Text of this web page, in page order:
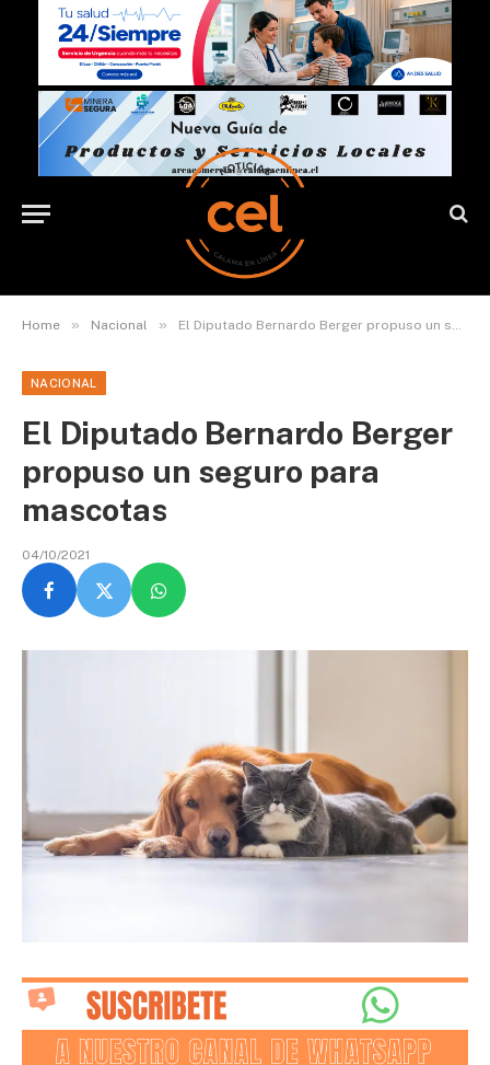
Home » Nacional » El Diputado Bernardo Berger propuso un seguro para mascotas
NACIONAL
El Diputado Bernardo Berger
propuso un seguro para
mascotas
04/10/2021